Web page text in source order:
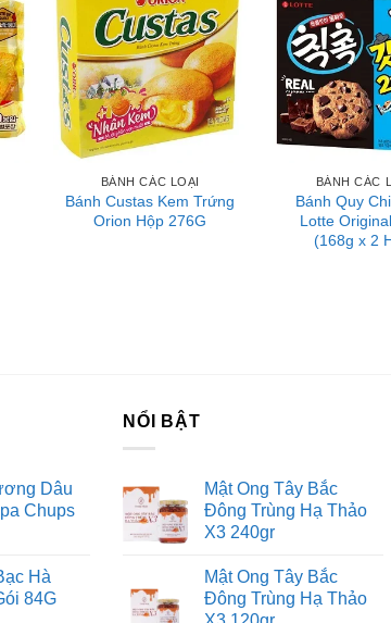
BÁNH CÁC LOẠI
Bánh Custas Kem Trứng
Orion Hộp 276G
BÁNH CÁC
Bánh Quy
Lotte
(168g x 2
Dâu
Chups
Hà
84G
NỔI BẬT
Mật Ong Tây Bắc
Đông Trùng Hạ Thảo
X3 240gr
Mật Ong Tây Bắc
Đông Trùng Hạ Thảo